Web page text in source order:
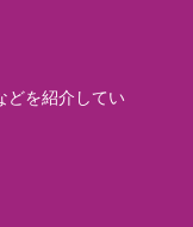
どを紹介してい